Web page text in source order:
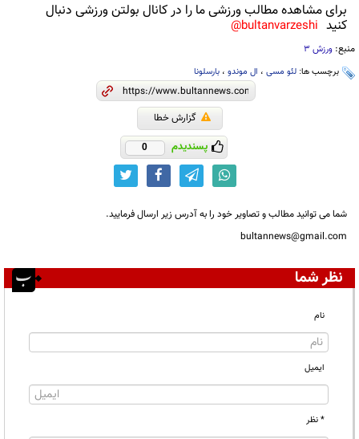
برای مشاهده مطالب ورزشی ما را در کانال بولتن ورزشی دنبال
کنید bultanvarzeshi@
منبع: ورزش 3
برچسب ها: لئو مسی ، ال موندو ، بارسلونا
گزارش خطا
پسندیدم 0
شما می توانید مطالب و تصاویر خود را به آدرس زیر ارسال فرمایید.
bultannews@gmail.com
نظر شما
نام
ایمیل
* نظر